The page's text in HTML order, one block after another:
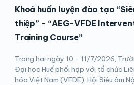
Khoá huấn luyện đào tạo
thiệp” - “AEG-VFDE
Training Course”
Trong hai ngày 10 - 11/7/2026,
Đại học Huế phối hợp với tổ chức
hóa Việt Nam (VFDE), Hội Siêu âm